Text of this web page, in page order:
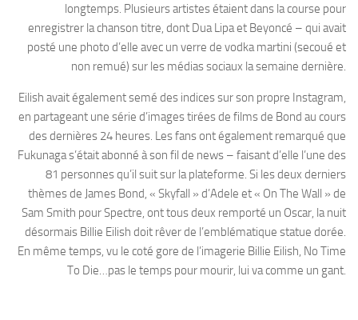
longtemps. Plusieurs artistes étaient dans la course pour
enregistrer la chanson titre, dont Dua Lipa et Beyoncé – qui avait
posté une photo d’elle avec un verre de vodka martini (secoué et
non remué) sur les médias sociaux la semaine dernière.
Eilish avait également semé des indices sur son propre Instagram,
en partageant une série d’images tirées de films de Bond au cours
des dernières 24 heures. Les fans ont également remarqué que
Fukunaga s’était abonné à son fil de news – faisant d’elle l’une des
81 personnes qu’il suit sur la plateforme. Si les deux derniers
thèmes de James Bond, « Skyfall » d’Adele et « On The Wall » de
Sam Smith pour Spectre, ont tous deux remporté un Oscar, la nuit
désormais Billie Eilish doit rêver de l’emblématique statue dorée.
En même temps, vu le coté gore de l’imagerie Billie Eilish, No Time
To Die…pas le temps pour mourir, lui va comme un gant.